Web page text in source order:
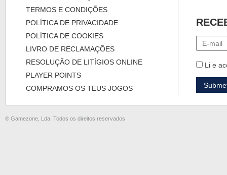
TERMOS E CONDIÇÕES
POLÍTICA DE PRIVACIDADE
POLÍTICA DE COOKIES
LIVRO DE RECLAMAÇÕES
RESOLUÇÃO DE LITÍGIOS ONLINE
PLAYER POINTS
COMPRAMOS OS TEUS JOGOS
Li e
® Gamezone, Lda. Todos os direitos reservados